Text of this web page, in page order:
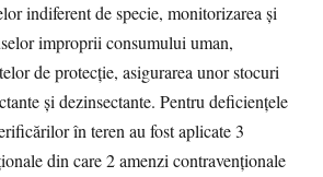
indiferent de specie, monitorizarea și
improprii consumului uman,
de protecție, asigurarea unor stocuri
și dezinsectante. Pentru deficiențele
în teren au fost aplicate 3
din care 2 amenzi contravenționale